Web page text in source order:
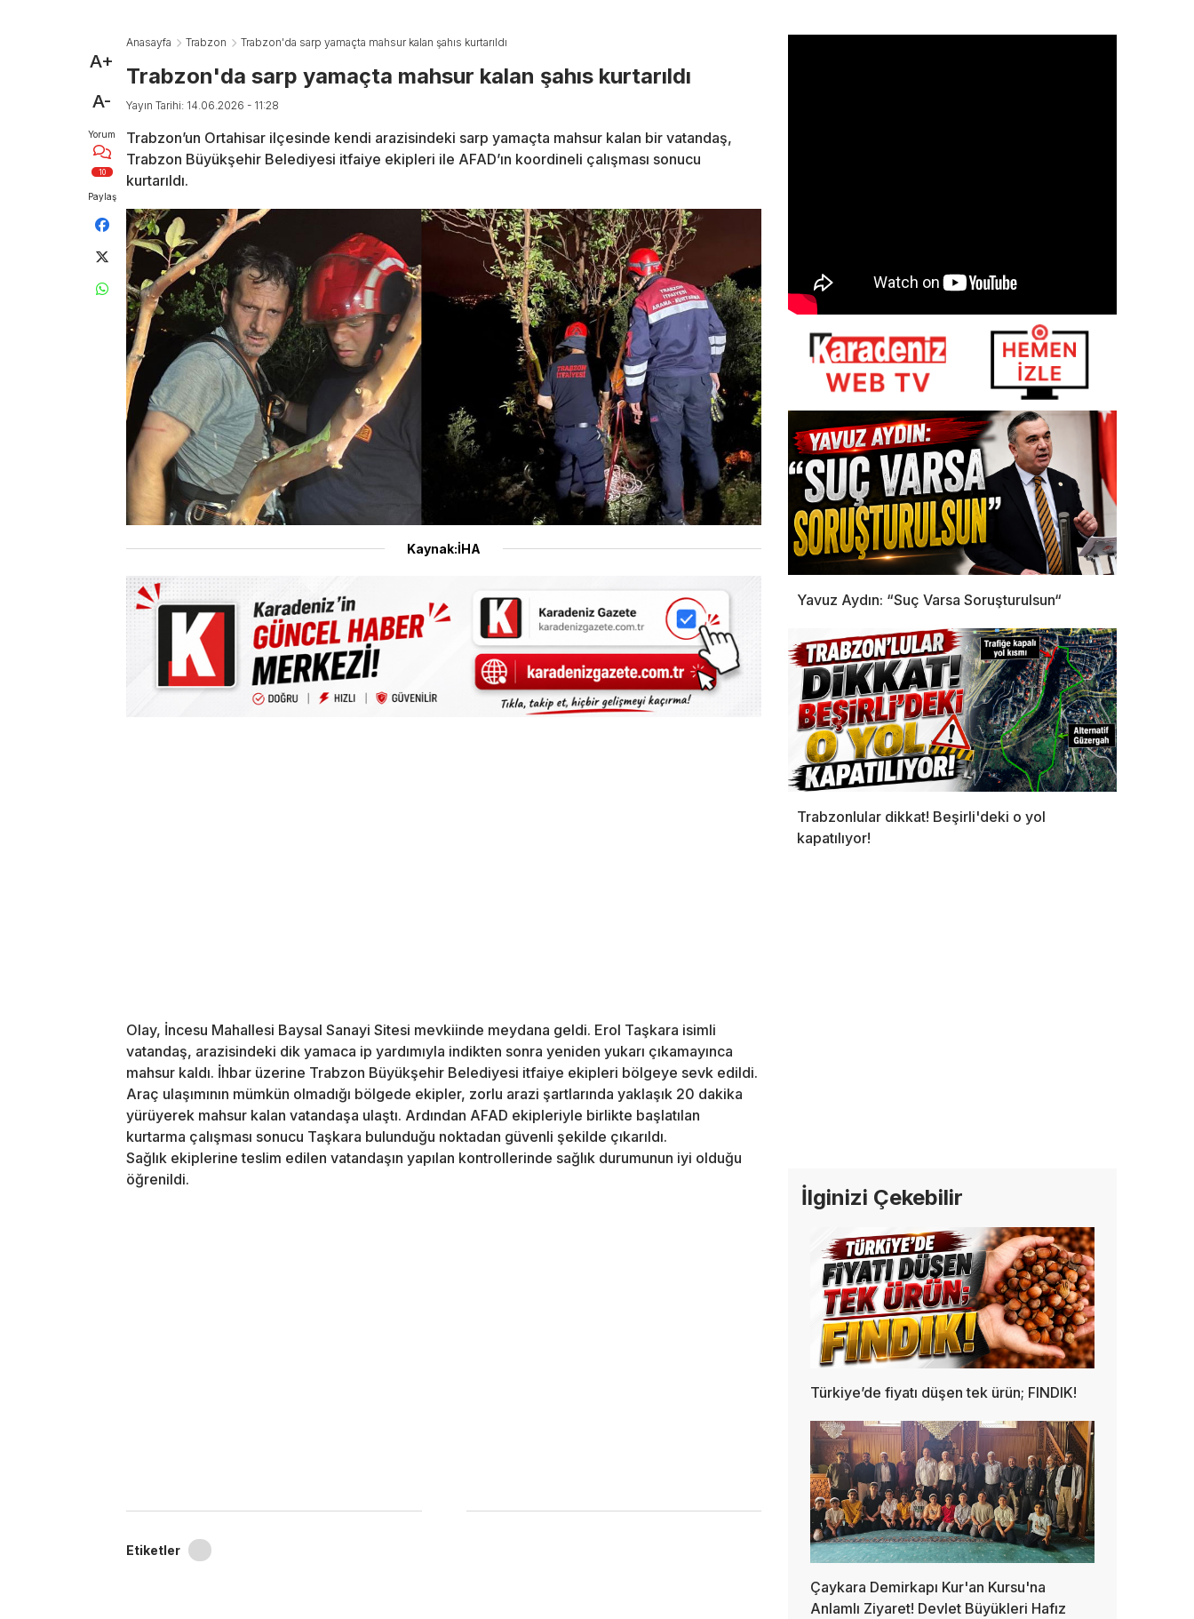
A+
A-
Yorum
10
Paylaş
Anasayfa Trabzon Trabzon'da sarp yamaçta mahsur kalan şahıs kurtarıldı
Trabzon'da sarp yamaçta mahsur kalan şahıs kurtarıldı
Yayın Tarihi: 14.06.2026 - 11:28
Trabzon’un Ortahisar ilçesinde kendi arazisindeki sarp yamaçta mahsur kalan bir vatandaş,
Trabzon Büyükşehir Belediyesi itfaiye ekipleri ile AFAD’ın koordineli çalışması sonucu
kurtarıldı.
Kaynak:İHA
Olay, İncesu Mahallesi Baysal Sanayi Sitesi mevkiinde meydana geldi. Erol Taşkara isimli
vatandaş, arazisindeki dik yamaca ip yardımıyla indikten sonra yeniden yukarı çıkamayınca
mahsur kaldı. İhbar üzerine Trabzon Büyükşehir Belediyesi itfaiye ekipleri bölgeye sevk edildi.
Araç ulaşımının mümkün olmadığı bölgede ekipler, zorlu arazi şartlarında yaklaşık 20 dakika
yürüyerek mahsur kalan vatandaşa ulaştı. Ardından AFAD ekipleriyle birlikte başlatılan
kurtarma çalışması sonucu Taşkara bulunduğu noktadan güvenli şekilde çıkarıldı.
Sağlık ekiplerine teslim edilen vatandaşın yapılan kontrollerinde sağlık durumunun iyi olduğu
öğrenildi.
Etiketler
Yavuz Aydın: “Suç Varsa Soruşturulsun“
Trabzonlular dikkat! Beşirli'deki o yol
kapatılıyor!
İlginizi Çekebilir
Türkiye’de fiyatı düşen tek ürün; FINDIK!
Çaykara Demirkapı Kur'an Kursu'na
Anlamlı Ziyaret! Devlet Büyükleri Hafız